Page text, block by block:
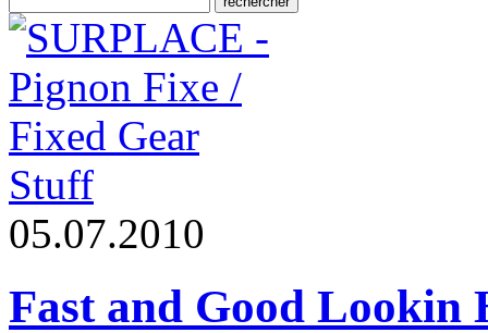
Stuff
05.07.2010
Fast and Good